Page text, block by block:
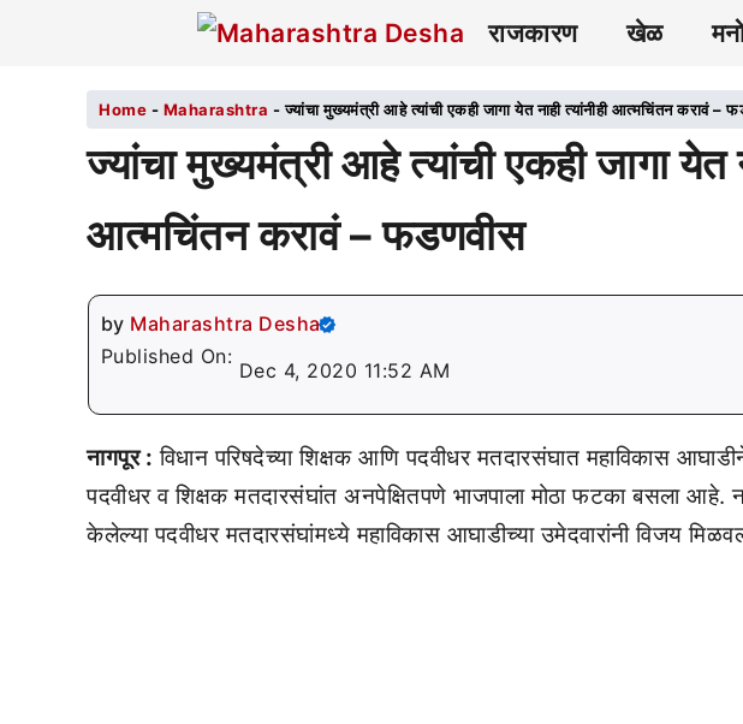
राजकारण खेळ
Home - Maharashtra -ज्यांचा मुख्यमंत्री आहे त्यांची एकही जागा येत नाही त्यांनीही आत्मचिंतन करावं –
ज्यांचा मुख्यमंत्री आहे त्यांची एकही जागा येत
आत्मचिंतन करावं – फडणवीस
by Maharashtra Desha
Published On:
Dec 4, 2020 11:52 AM
नागपूर : विधान परिषदेच्या शिक्षक आणि पदवीधर मतदारसंघात महाविकास
पदवीधर व शिक्षक मतदारसंघांत अनपेक्षितपणे भाजपाला मोठा फटका बसला आहे.
केलेल्या पदवीधर मतदारसंघांमध्ये महाविकास आघाडीच्या उमेदवारांनी विजय